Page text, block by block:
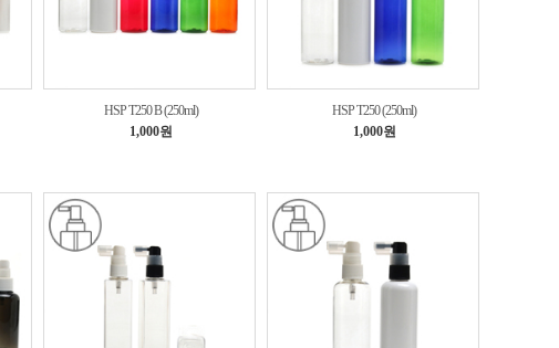
HSP T250 B (250ml)
1,000원
HSP T250 (250ml)
1,000원